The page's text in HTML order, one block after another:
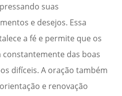
suas
e desejos. Essa
a fé e permite que os
das boas
difíceis. A oração também
e renovação